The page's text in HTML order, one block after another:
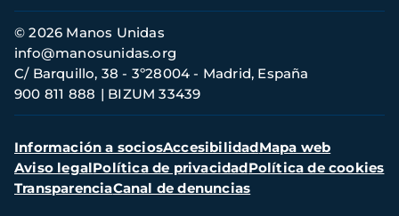
Información
de
contacto
© 2026 Manos Unidas
C/ Barquillo, 38 - 3º28004 - Madrid, España
900 811 888
BIZUM 33439
info@manosunidas.org
Menú
secundario
Información a sociosAccesibilidadMapa web
Aviso legalPolítica de privacidadPolítica de cookies
TransparenciaCanal de denuncias